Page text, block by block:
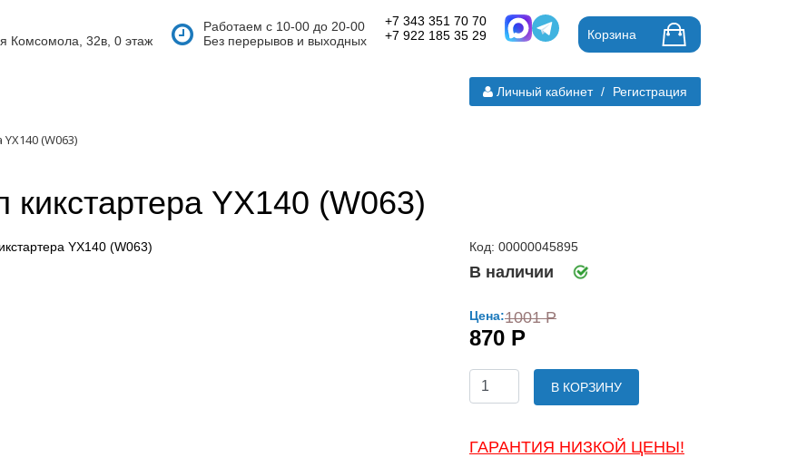
Комсомола, 32в, 0 этаж
Работаем с 10-00 до 20-00
Без перерывов и выходных
+7 343 351 70 70
+7 922 185 35 29
Корзина
Личный кабинет / Регистрация
(W063)
кикстартера YX140 (W063)
Код: 00000045895
В наличии
Цена:1001 Р
870 Р
В КОРЗИНУ
ГАРАНТИЯ НИЗКОЙ ЦЕНЫ!